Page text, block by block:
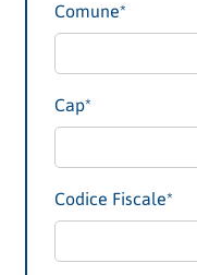
Comune*
Cap*
Codice Fiscale*